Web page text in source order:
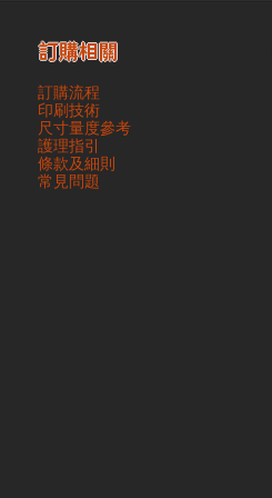
訂購流程
印刷技術
尺寸量度參考
護理指引
條款及細則
​常見問題
訂購相關